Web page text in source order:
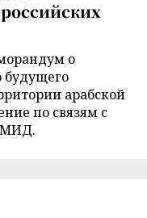
о
будущего
арабской
по связям с
МИД.